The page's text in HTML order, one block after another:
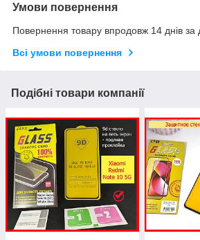
Умови повернення
Повернення товару впродовж 14 днів за
Всі умови повернення
Подібні товари компанії